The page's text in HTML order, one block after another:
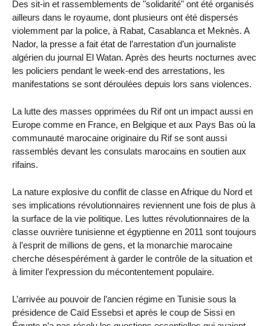
Des sit-in et rassemblements de "solidarité" ont été organisés
ailleurs dans le royaume, dont plusieurs ont été dispersés
violemment par la police, à Rabat, Casablanca et Meknès. A
Nador, la presse a fait état de l’arrestation d’un journaliste
algérien du journal El Watan. Après des heurts nocturnes avec
les policiers pendant le week-end des arrestations, les
manifestations se sont déroulées depuis lors sans violences.
La lutte des masses opprimées du Rif ont un impact aussi en
Europe comme en France, en Belgique et aux Pays Bas où la
communauté marocaine originaire du Rif se sont aussi
rassemblés devant les consulats marocains en soutien aux
rifains.
La nature explosive du conflit de classe en Afrique du Nord et
ses implications révolutionnaires reviennent une fois de plus à
la surface de la vie politique. Les luttes révolutionnaires de la
classe ouvrière tunisienne et égyptienne en 2011 sont toujours
à l’esprit de millions de gens, et la monarchie marocaine
cherche désespérément à garder le contrôle de la situation et
à limiter l’expression du mécontentement populaire.
L’arrivée au pouvoir de l’ancien régime en Tunisie sous la
présidence de Caïd Essebsi et après le coup de Sissi en